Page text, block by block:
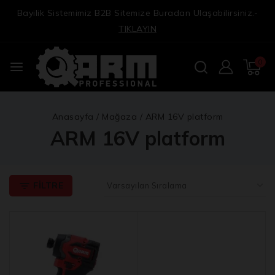
Bayilik Sistemimiz B2B Sitemize Buradan Ulaşabilirsiniz.-
TIKLAYIN
0
Anasayfa / Mağaza / ARM 16V platform
ARM 16V platform
FILTRE